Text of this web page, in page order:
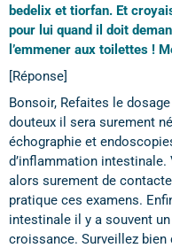
bedelix et tiorfan. Et
pour lui quand il doit
l’emmener aux toilettes !
[Réponse]
Bonsoir, Refaites le
douteux il sera surement
échographie et
d’inflammation
alors surement de
pratique ces examens.
intestinale il y a souvent
croissance. Surveillez bien